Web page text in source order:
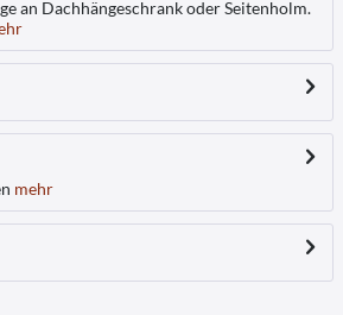
an Dachhängeschrank oder Seitenholm.
mehr